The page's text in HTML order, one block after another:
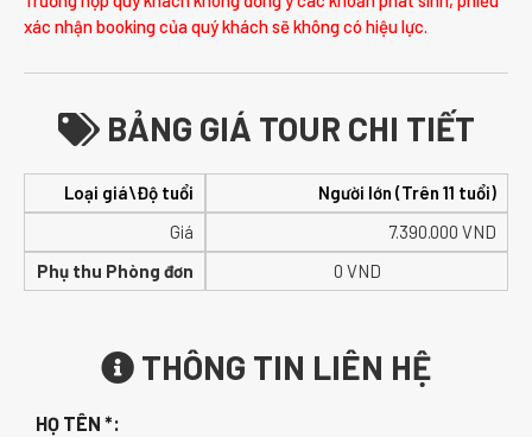
xác nhận booking của quý khách sẽ không có hiệu lực.
BẢNG GIÁ TOUR CHI TIẾT
Loại giá\Độ tuổi
Người lớn (Trên 11 tuổi)
Giá
7.390.000 VND
Phụ thu Phòng đơn
0 VND
THÔNG TIN LIÊN HỆ
HỌ TÊN *: